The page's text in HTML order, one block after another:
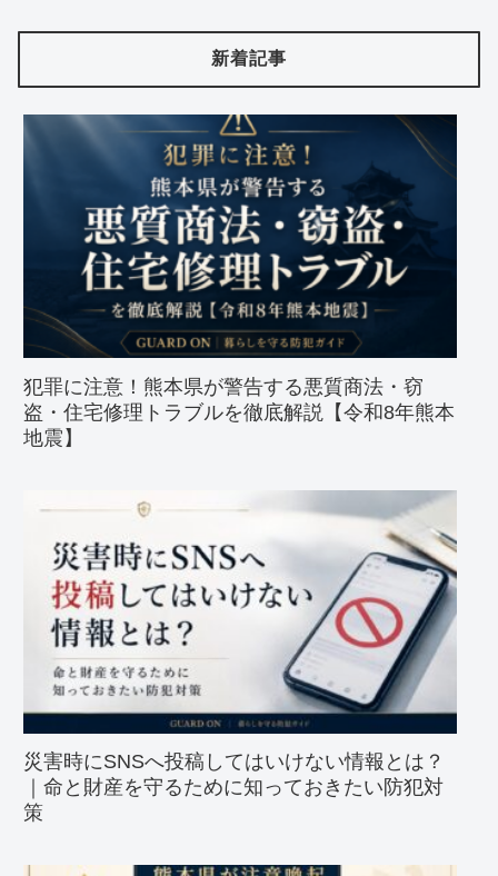
新着記事
犯罪に注意！熊本県が警告する悪質商法・窃
盗・住宅修理トラブルを徹底解説【令和8年熊本
地震】
災害時にSNSへ投稿してはいけない情報とは？
｜命と財産を守るために知っておきたい防犯対
策